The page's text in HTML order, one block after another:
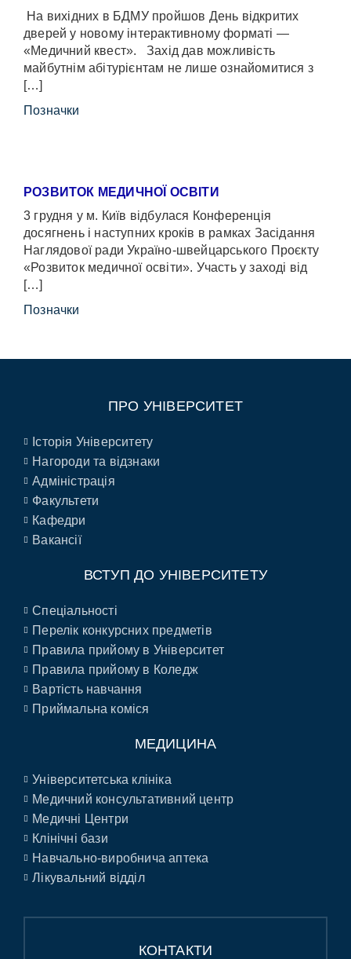
На вихідних в БДМУ пройшов День відкритих
дверей у новому інтерактивному форматі —
«Медичний квест». Захід дав можливість
майбутнім абітурієнтам не лише ознайомитися з
[…]
Позначки
РОЗВИТОК МЕДИЧНОЇ ОСВІТИ
3 грудня у м. Київ відбулася Конференція
досягнень і наступних кроків в рамках Засідання
Наглядової ради Україно-швейцарського Проєкту
«Розвиток медичної освіти». Участь у заході від
[…]
Позначки
ПРО УНІВЕРСИТЕТ
Історія Університету
Нагороди та відзнаки
Адміністрація
Факультети
Кафедри
Вакансії
ВСТУП ДО УНІВЕРСИТЕТУ
Спеціальності
Перелік конкурсних предметів
Правила прийому в Університет
Правила прийому в Коледж
Вартість навчання
Приймальна коміся
МЕДИЦИНА
Університетська клініка
Медичний консультативний центр
Медичні Центри
Клінічні бази
Навчально-виробнича аптека
Лікувальний відділ
КОНТАКТИ